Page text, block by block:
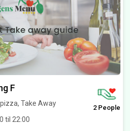
F
Take Away
til 22:00
2 People